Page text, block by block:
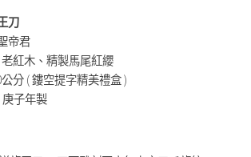
刀
帝君
老紅木、精製馬尾紅纓
公分 ( 鏤空提字精美禮盒 )
庚子年製